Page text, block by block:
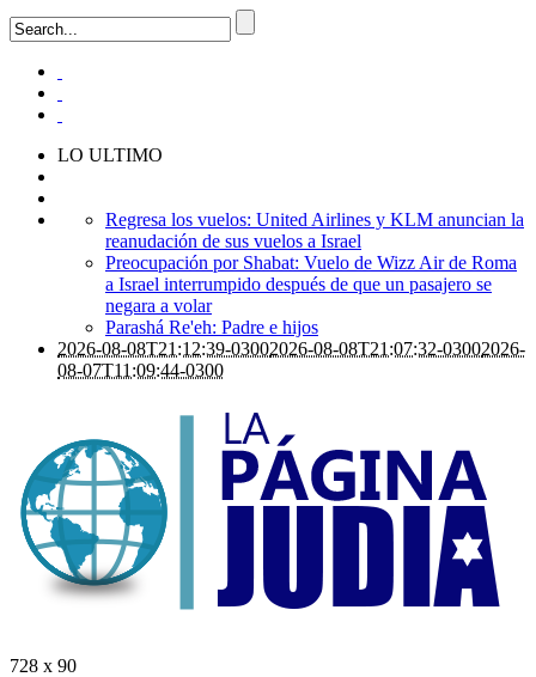
LO ULTIMO
Regresa los vuelos: United Airlines y KLM anuncian la
reanudación de sus vuelos a Israel
Preocupación por Shabat: Vuelo de Wizz Air de Roma
a Israel interrumpido después de que un pasajero se
negara a volar
Parashá Re'eh: Padre e hijos
2026-08-08T21:12:39-03002026-08-08T21:07:32-03002026-
08-07T11:09:44-0300
728 x 90